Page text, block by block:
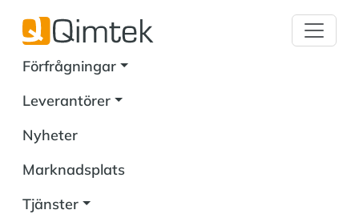
Förfrågningar
Leverantörer
Nyheter
Marknadsplats
Tjänster